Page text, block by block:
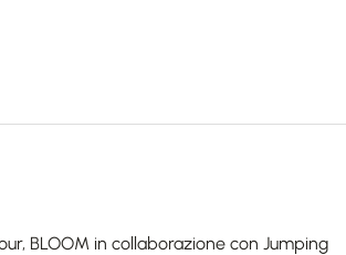
BLOOM in collaborazione con Jumping